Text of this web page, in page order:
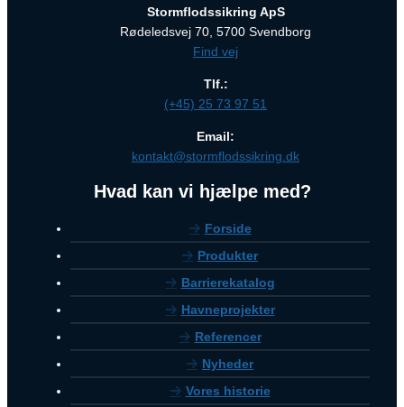
Stormflodssikring ApS
Rødeledsvej 70, 5700 Svendborg
Find vej
Tlf.:
(+45) 25 73 97 51
Email:
kontakt@stormflodssikring.dk
Hvad kan vi hjælpe med?
Forside
Produkter
Barrierekatalog
Havneprojekter
Referencer
Nyheder
Vores historie